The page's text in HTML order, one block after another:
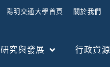
陽明交通大學首頁 關於我們
研究與發展 行政資源